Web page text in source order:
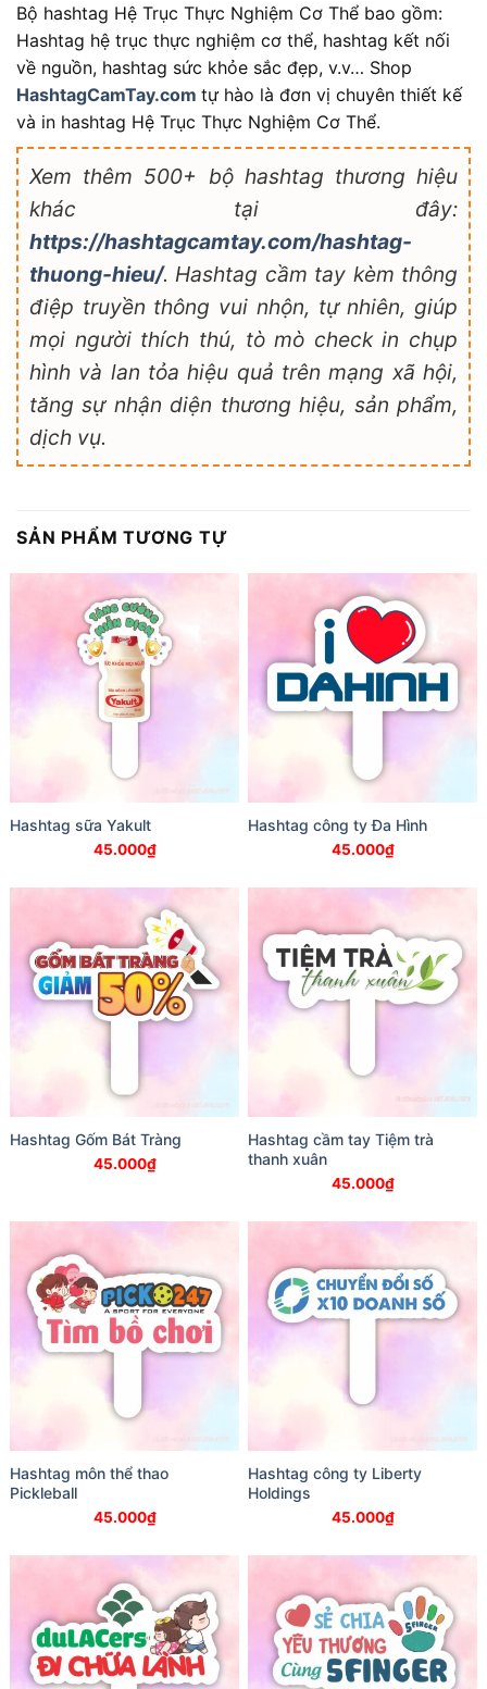
Bộ hashtag Hệ Trục Thực Nghiệm Cơ Thể bao gồm:
Hashtag hệ trục thực nghiệm cơ thể, hashtag kết nối
về nguồn, hashtag sức khỏe sắc đẹp, v.v… Shop
HashtagCamTay.com tự hào là đơn vị chuyên thiết kế
và in hashtag Hệ Trục Thực Nghiệm Cơ Thể.
Xem thêm 500+ bộ hashtag thương hiệu
khác tại đây:
https://hashtagcamtay.com/hashtag-
thuong-hieu/. Hashtag cầm tay kèm thông
điệp truyền thông vui nhộn, tự nhiên, giúp
mọi người thích thú, tò mò check in chụp
hình và lan tỏa hiệu quả trên mạng xã hội,
tăng sự nhận diện thương hiệu, sản phẩm,
dịch vụ.
SẢN PHẨM TƯƠNG TỰ
Hashtag sữa Yakult
45.000₫
Hashtag công ty Đa Hình
45.000₫
Hashtag Gốm Bát Tràng
45.000₫
Hashtag cầm tay Tiệm trà
thanh xuân
45.000₫
Hashtag môn thể thao
Pickleball
45.000₫
Hashtag công ty Liberty
Holdings
45.000₫